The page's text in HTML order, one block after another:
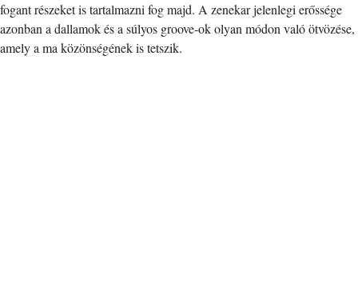
fogant részeket is tartalmazni fog majd. A zenekar jelenlegi erőssége
azonban a dallamok és a súlyos groove-ok olyan módon való ötvözése,
amely a ma közönségének is tetszik.